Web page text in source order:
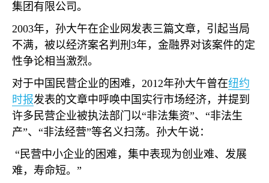
集团有限公司。
2003年，孙大午在企业网发表三篇文章，引起当局
不满，被以经济案名判刑 3年，金融界对该案件的定
性争论相当激烈。
对于中国民营企业的困难， 2012年孙大午曾在纽约
时报发表的文章中呼唤中国实行市场经济，并提到
许多民营企业被执法部门以“非法集资”、 “非法生
产”、 “非法经营”等名义扫荡。孙大午说：
“民营中小企业的困难，集中表现为创业难、发展
难，寿命短。 ”